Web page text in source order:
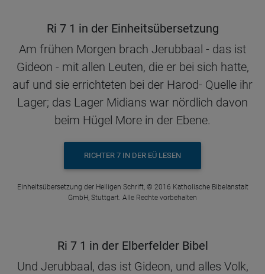
Ri 7 1 in der Einheitsübersetzung
Am frühen Morgen brach Jerubbaal - das ist
Gideon - mit allen Leuten, die er bei sich hatte,
auf und sie errichteten bei der Harod- Quelle ihr
Lager; das Lager Midians war nördlich davon
beim Hügel More in der Ebene.
RICHTER 7 IN DER EÜ LESEN
Einheitsübersetzung der Heiligen Schrift, © 2016 Katholische Bibelanstalt
GmbH, Stuttgart. Alle Rechte vorbehalten
Ri 7 1 in der Elberfelder Bibel
Und Jerubbaal, das ist Gideon, und alles Volk,